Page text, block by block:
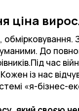
ціна
До
час
із нас
«я-бізнес-